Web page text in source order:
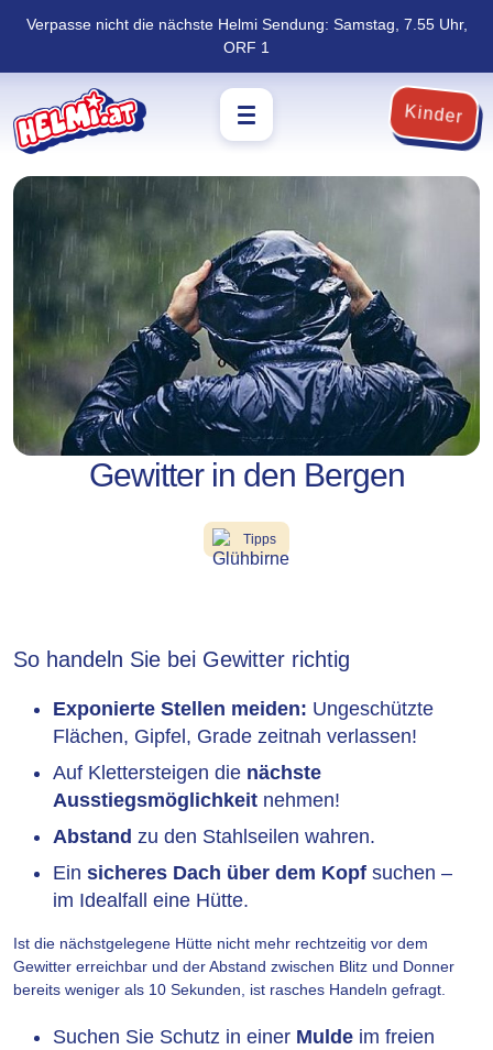
Navigation
Zum
Verpasse nicht die nächste Helmi Sendung: Samstag, 7.55 Uhr,
ORF 1
Kinder
Gewitter in den Bergen
Tipps
So handeln Sie bei Gewitter richtig
Exponierte Stellen meiden: Ungeschützte
Flächen, Gipfel, Grade zeitnah verlassen!
Auf Klettersteigen die nächste
Ausstiegsmöglichkeit nehmen!
Abstand zu den Stahlseilen wahren.
Ein sicheres Dach über dem Kopf suchen –
im Idealfall eine Hütte.
Ist die nächstgelegene Hütte nicht mehr rechtzeitig vor dem
Gewitter erreichbar und der Abstand zwischen Blitz und Donner
bereits weniger als 10 Sekunden, ist rasches Handeln gefragt.
Suchen Sie Schutz in einer Mulde im freien